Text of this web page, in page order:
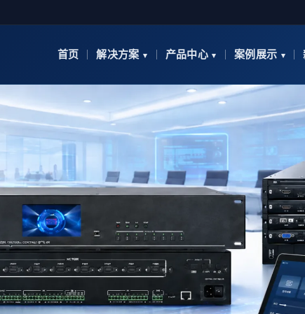
首页 解决方案 产品中心 案例展示